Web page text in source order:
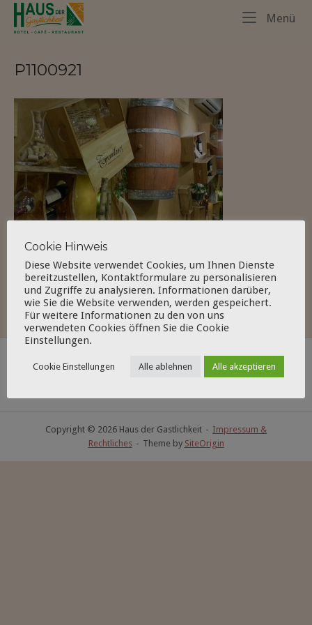
Home
Menü
P1100921
Copyright © 2026 Haus der Gastlichkeit
Impressum &
Rechtliches
Theme by SiteOrigin
Cookie Hinweis
Diese Website verwendet Cookies, um Ihnen Dienste
bereitzustellen, Kontaktformulare zu personalisieren
und Zugriffe zu analysieren. Informationen darüber,
wie Sie die Website verwenden, werden gespeichert.
Für weitere Informationen zu den von uns
verwendeten Cookies öffnen Sie die Cookie
Einstellungen.
Cookie Einstellungen Alle ablehnen Alle akzeptieren